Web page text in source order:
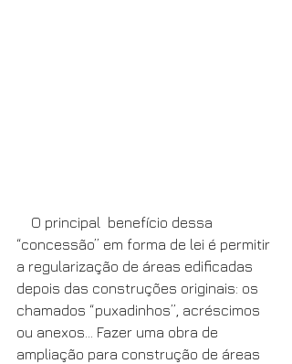
“concessão” em forma de lei é permitir
a regularização de áreas edificadas
depois das construções originais: os
chamados “puxadinhos”, acréscimos
ou anexos... Fazer uma obra de
ampliação para construção de áreas